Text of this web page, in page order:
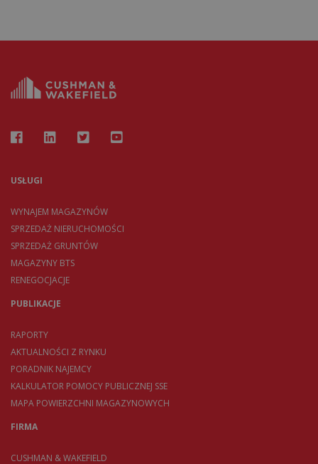
USŁUGI
WYNAJEM MAGAZYNÓW
SPRZEDAŻ NIERUCHOMOŚCI
SPRZEDAŻ GRUNTÓW
MAGAZYNY BTS
RENEGOCJACJE
PUBLIKACJE
RAPORTY
AKTUALNOŚCI Z RYNKU
PORADNIK NAJEMCY
KALKULATOR POMOCY PUBLICZNEJ SSE
MAPA POWIERZCHNI MAGAZYNOWYCH
FIRMA
CUSHMAN & WAKEFIELD